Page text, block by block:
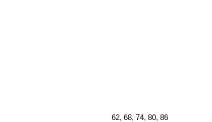
62, 68, 74, 80, 86